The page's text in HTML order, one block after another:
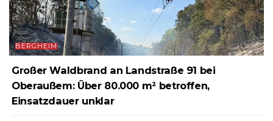
BERGHEIM
Großer Waldbrand an Landstraße 91 bei
Oberaußem: Über 80.000 m² betroffen,
Einsatzdauer unklar